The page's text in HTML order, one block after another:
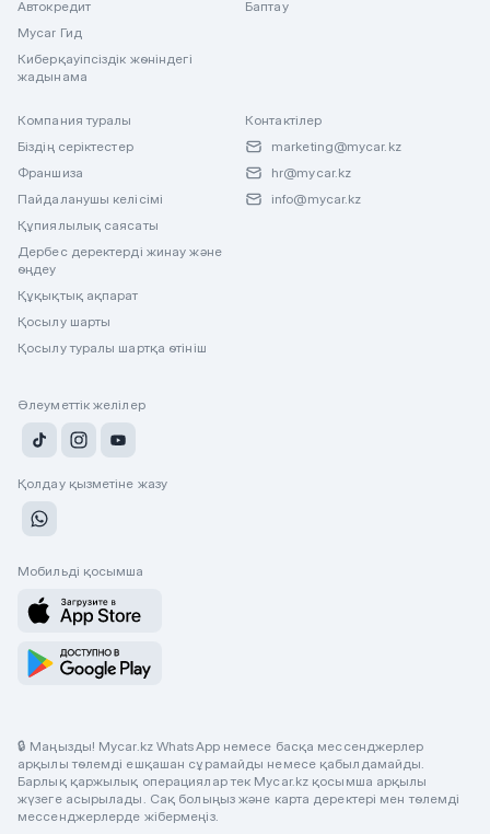
Автокредит
Mycar Гид
Киберқауіпсіздік жөніндегі
жадынама
Баптау
Компания туралы
Біздің серіктестер
Франшиза
Пайдаланушы келісімі
Құпиялылық саясаты
Дербес деректерді жинау және
өңдеу
Құқықтық ақпарат
Қосылу шарты
Қосылу туралы шартқа өтініш
Контактілер
marketing@mycar.kz
hr@mycar.kz
info@mycar.kz
Әлеуметтік желілер
Қолдау қызметіне жазу
Мобильді қосымша
🔒 Маңызды! Mycar.kz WhatsApp немесе басқа мессенджерлер
арқылы төлемді ешқашан сұрамайды немесе қабылдамайды.
Барлық қаржылық операциялар тек Mycar.kz қосымша арқылы
жүзеге асырылады. Сақ болыңыз және карта деректері мен төлемді
мессенджерлерде жібермеңіз.